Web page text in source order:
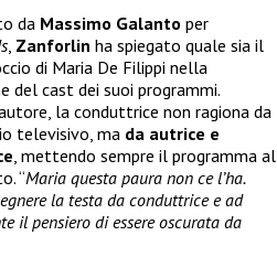
da Massimo Galanto per
, Zanforlin ha spiegato quale sia il
di Maria De Filippi nella
del cast dei suoi programmi.
la conduttrice non ragiona da
televisivo, ma da autrice e
, mettendo sempre il programma al
“Maria questa paura non ce l’ha.
la testa da conduttrice e ad
il pensiero di essere oscurata da